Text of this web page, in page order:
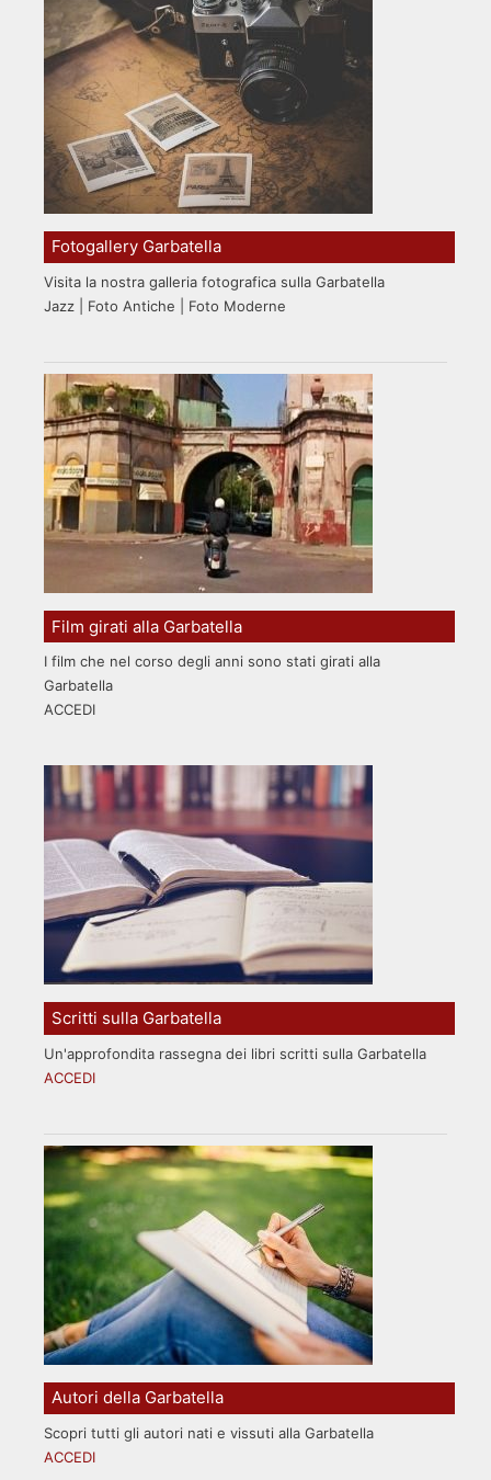
Fotogallery Garbatella
Visita la nostra galleria fotografica sulla Garbatella
Jazz | Foto Antiche | Foto Moderne
Film girati alla Garbatella
I film che nel corso degli anni sono stati girati alla
Garbatella
ACCEDI
Scritti sulla Garbatella
Un'approfondita rassegna dei libri scritti sulla Garbatella
ACCEDI
Autori della Garbatella
Scopri tutti gli autori nati e vissuti alla Garbatella
ACCEDI